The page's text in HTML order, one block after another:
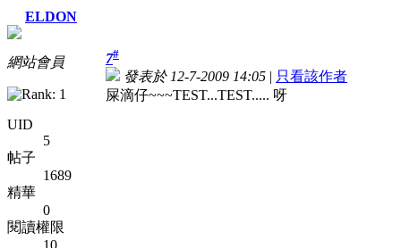
ELDON
網站會員
UID
5
帖子
1689
精華
0
閱讀權限
10
7#
發表於 12-7-2009 14:05 | 只看該作者
屎滴仔~~~TEST...TEST..... 呀